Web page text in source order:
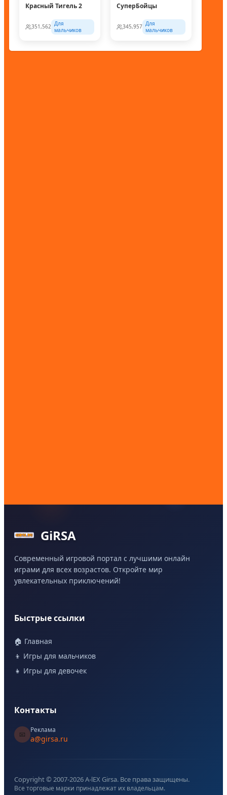
Красный Тигель 2
351,562 Для
мальчиков
СуперБойцы
345,957 Для
мальчиков
GiRSA
Современный игровой портал с лучшими онлайн
играми для всех возрастов. Откройте мир
увлекательных приключений!
Быстрые ссылки
🏠 Главная
👦 Игры для мальчиков
👧 Игры для девочек
Контакты
📧
Реклама
a@girsa.ru
Copyright © 2007-2026A-lEX Girsa. Все права защищены.
Все торговые марки принадлежат их владельцам.